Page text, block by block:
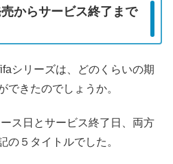
からサービス終了まで
シリーズは、どのくらいの期
できたのでしょうか。
ス日とサービス終了日、両方
の５タイトルでした。